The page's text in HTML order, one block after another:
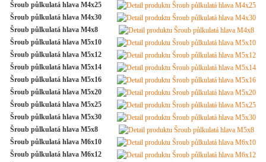
Šroub půlkulatá hlava M4x25
Šroub půlkulatá hlava M4x30
Šroub půlkulatá hlava M4x8
Šroub půlkulatá hlava M5x10
Šroub půlkulatá hlava M5x12
Šroub půlkulatá hlava M5x14
Šroub půlkulatá hlava M5x16
Šroub půlkulatá hlava M5x20
Šroub půlkulatá hlava M5x25
Šroub půlkulatá hlava M5x30
Šroub půlkulatá hlava M5x8
Šroub půlkulatá hlava M6x10
Šroub půlkulatá hlava M6x12